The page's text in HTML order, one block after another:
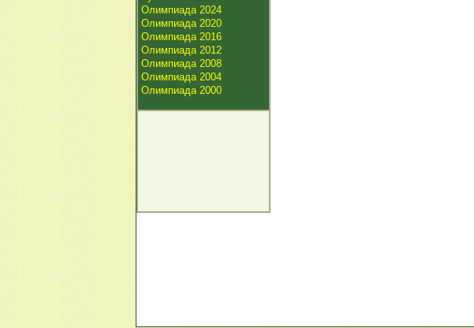
Олимпиада 2024
Олимпиада 2020
Олимпиада 2016
Олимпиада 2012
Олимпиада 2008
Олимпиада 2004
Олимпиада 2000